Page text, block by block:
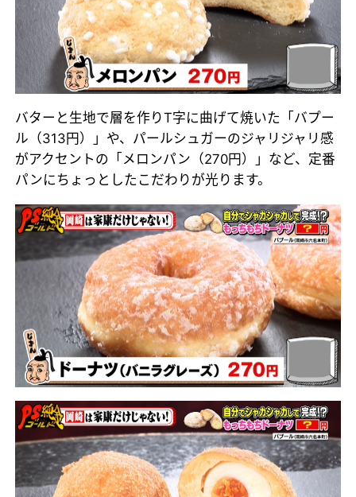
バターと生地で層を作りT字に曲げて焼いた「バプー
ル（313円）」や、パールシュガーのジャリジャリ感
がアクセントの「メロンパン（270円）」など、定番
パンにちょっとしたこだわりが光ります。